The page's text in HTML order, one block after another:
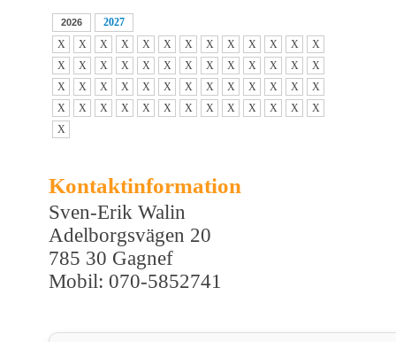
2026
2027
X
X X X X X X X X X X X
X
X
X X X X X X X X X X X
X
X
X X X X X X X X X X X
X
X
X X X X X X X X X X X
X
X
Kontaktinformation
Sven-Erik Walin
Adelborgsvägen 20
785 30 Gagnef
Mobil: 070-5852741